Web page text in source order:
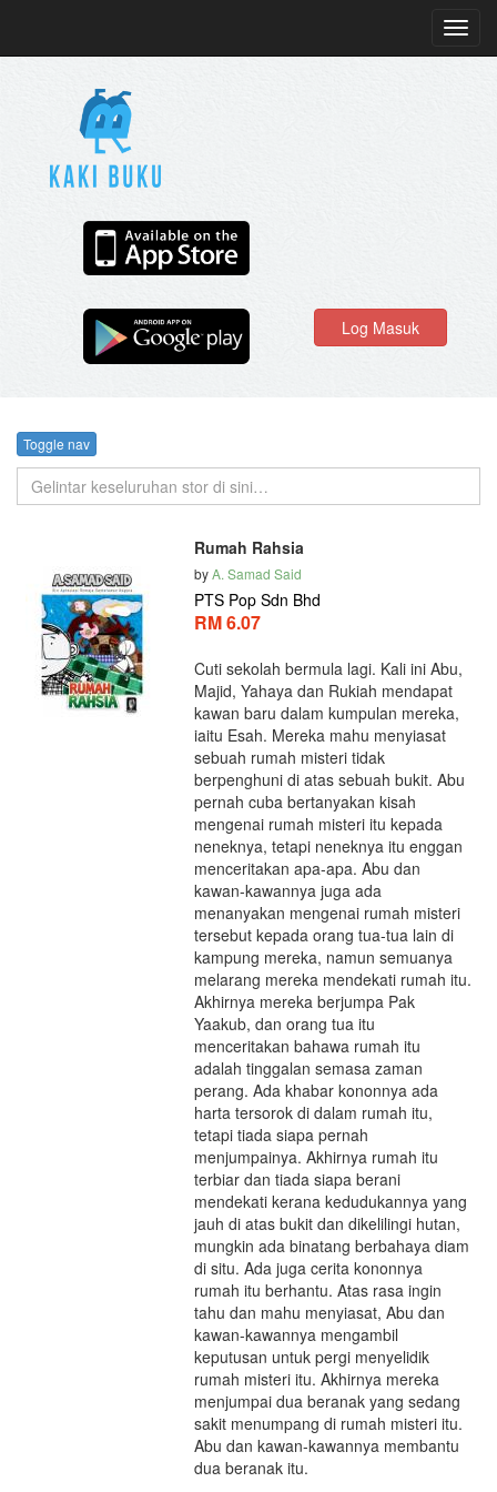
Log Masuk
Toggle nav
Rumah Rahsia
byA. Samad Said
PTS Pop Sdn Bhd
RM 6.07
Cuti sekolah bermula lagi. Kali ini Abu,
Majid, Yahaya dan Rukiah mendapat
kawan baru dalam kumpulan mereka,
iaitu Esah. Mereka mahu menyiasat
sebuah rumah misteri tidak
berpenghuni di atas sebuah bukit. Abu
pernah cuba bertanyakan kisah
mengenai rumah misteri itu kepada
neneknya, tetapi neneknya itu enggan
menceritakan apa-apa. Abu dan
kawan-kawannya juga ada
menanyakan mengenai rumah misteri
tersebut kepada orang tua-tua lain di
kampung mereka, namun semuanya
melarang mereka mendekati rumah itu.
Akhirnya mereka berjumpa Pak
Yaakub, dan orang tua itu
menceritakan bahawa rumah itu
adalah tinggalan semasa zaman
perang. Ada khabar kononnya ada
harta tersorok di dalam rumah itu,
tetapi tiada siapa pernah
menjumpainya. Akhirnya rumah itu
terbiar dan tiada siapa berani
mendekati kerana kedudukannya yang
jauh di atas bukit dan dikelilingi hutan,
mungkin ada binatang berbahaya diam
di situ. Ada juga cerita kononnya
rumah itu berhantu. Atas rasa ingin
tahu dan mahu menyiasat, Abu dan
kawan-kawannya mengambil
keputusan untuk pergi menyelidik
rumah misteri itu. Akhirnya mereka
menjumpai dua beranak yang sedang
sakit menumpang di rumah misteri itu.
Abu dan kawan-kawannya membantu
dua beranak itu.